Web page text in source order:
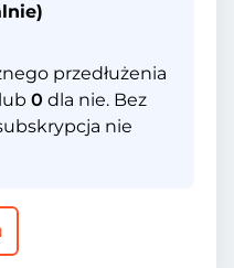
przedłużenia
0 dla nie. Bez
nie